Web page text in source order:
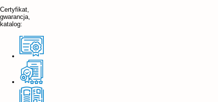
Certyfikat,
gwarancja,
katalog: